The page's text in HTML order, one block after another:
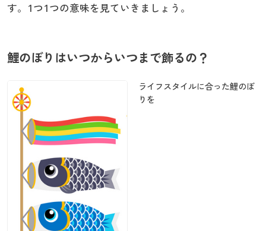
す。1つ1つの意味を見ていきましょう。
鯉のぼりはいつからいつまで飾るの？
ライフスタイルに合った鯉のぼ
りを